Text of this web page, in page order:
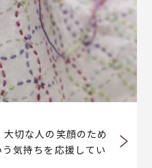
切な人の笑顔のため
気持ちを応援してい